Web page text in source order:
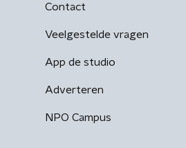
Contact
Veelgestelde vragen
App de studio
Adverteren
NPO Campus